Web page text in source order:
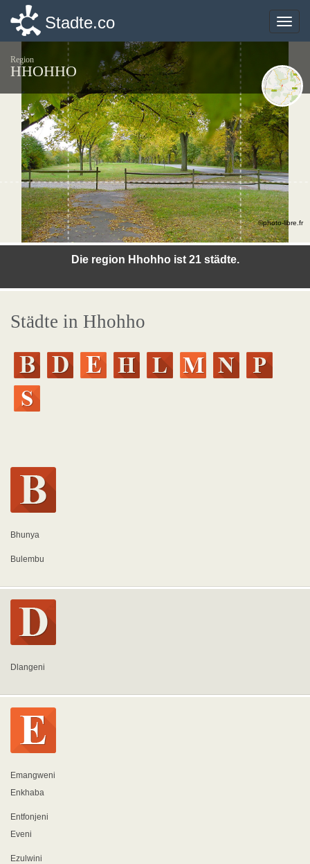
Toggle
Stadte.co
Region
HHOHHO
Die region Hhohho ist 21 städte.
©photo-libre.fr
Städte in Hhohho
Bhunya
Bulembu
Dlangeni
Emangweni
Enkhaba
Entfonjeni
Eveni
Ezulwini
Toggle
Stadte.co